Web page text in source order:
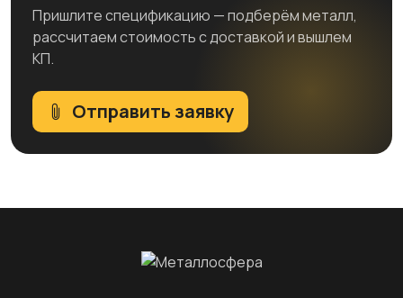
Пришлите спецификацию — подберём металл,
рассчитаем стоимость с доставкой и вышлем
КП.
Отправить заявку